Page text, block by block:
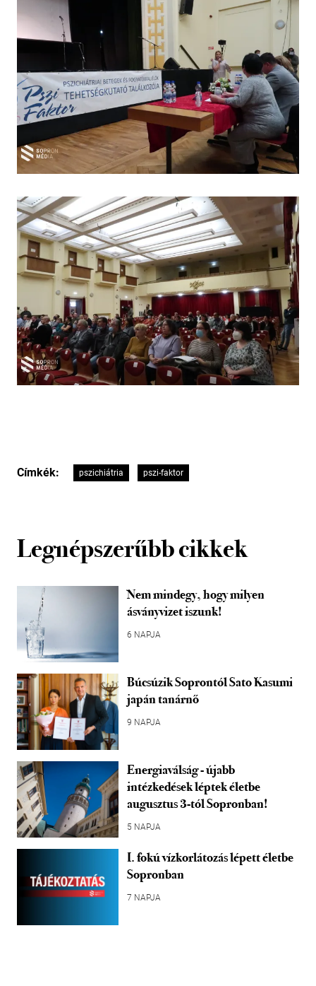
Címkék: pszichiátria pszi-faktor
Legnépszerűbb cikkek
Nem mindegy, hogy milyen
ásványvizet iszunk!
6 NAPJA
Búcsúzik Soprontól Sato Kasumi
japán tanárnő
9 NAPJA
Energiaválság - újabb
intézkedések léptek életbe
augusztus 3-tól Sopronban!
5 NAPJA
I. fokú vízkorlátozás lépett életbe
Sopronban
7 NAPJA